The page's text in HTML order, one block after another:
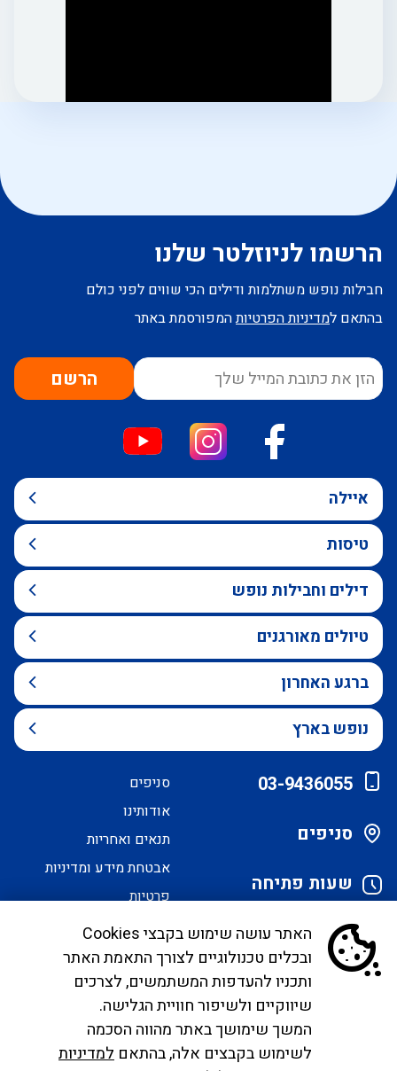
הרשמו לניוזלטר שלנו
חבילות נופש משתלמות ודילים הכי שווים לפני כולם
בהתאם למדיניות הפרטיותהמפורסמת באתר
הרשם
איילה
טיסות
דילים וחבילות נופש
טיולים מאורגנים
ברגע האחרון
נופש בארץ
03-9436055
סניפים
שעות פתיחה
סניפים
אודותינו
תנאים ואחריות
אבטחת מידע ומדיניות
פרטיות
הסדרי נגישות
לקוחות יקרים, בימים אלו אנו נערכים ליישם את
הנחיית הממונה בדבר פרסום אישור טיסות שכר ע"י
רשות התעופה. עד להטמעה מלאה של היישום ניתן
לפנות לבירורים לכתובת המייל
האתר עושה שימוש בקבצי Cookies
ובכלים טכנולוגיים לצורך התאמת האתר
ותכניו להעדפות המשתמשים, לצרכים
שיווקיים ולשיפור חוויית הגלישה.
המשך שימושך באתר מהווה הסכמה
לשימוש בקבצים אלה, בהתאם למדיניות